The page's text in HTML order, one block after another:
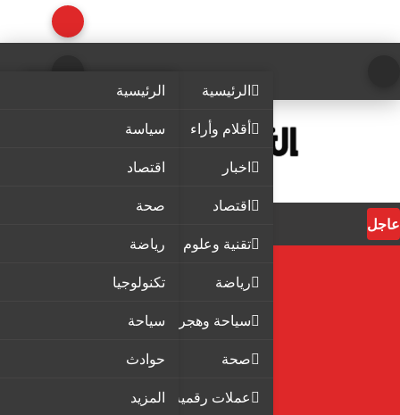
الرئيسية
أقلام وأراء
اخبار
اقتصاد
تقنية وعلوم
رياضة
سياحة وهجرة
صحة
عملات رقمية
الرئيسية
سياسة
اقتصاد
صحة
رياضة
تكنولوجيا
سياحة
حوادث
المزيد
عاجل